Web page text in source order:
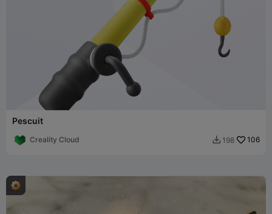
Pescuit
Creality Cloud  198 106